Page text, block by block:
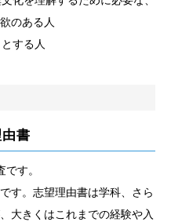
のある人
する人
書
す。
す。志望理由書は学科、さら
大きくはこれまでの経験や入